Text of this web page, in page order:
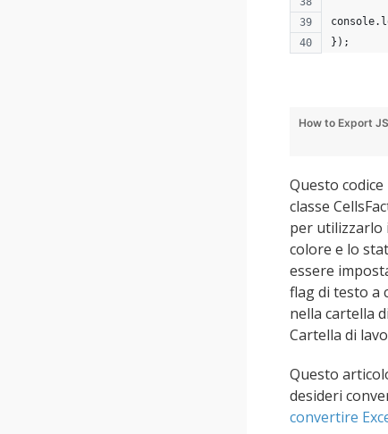
});
How to Export
Questo
classe
per utilizzarlo
colore e lo
essere
flag di testo a
nella cartella
Cartella di
Questo
desideri
convertire